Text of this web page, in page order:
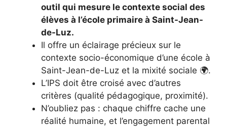
outil qui mesure le contexte social des
élèves à l’école primaire à Saint-Jean-
de-Luz.
Il offre un éclairage précieux sur le
contexte socio-économique d’une école à
Saint-Jean-de-Luz et la mixité sociale 🌍.
L’IPS doit être croisé avec d’autres
critères (qualité pédagogique, proximité).
N’oubliez pas : chaque chiffre cache une
réalité humaine, et l’engagement parental